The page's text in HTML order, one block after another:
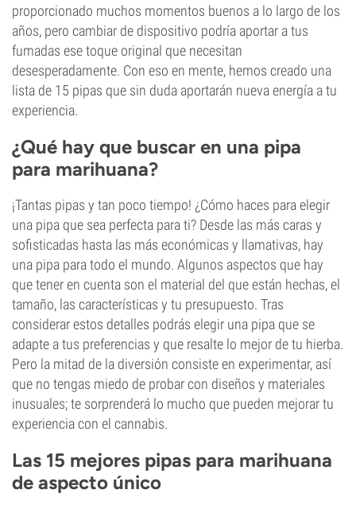
proporcionado muchos momentos buenos a lo largo de los
años, pero cambiar de dispositivo podría aportar a tus
fumadas ese toque original que necesitan
desesperadamente. Con eso en mente, hemos creado una
lista de 15 pipas que sin duda aportarán nueva energía a tu
experiencia.
¿Qué hay que buscar en una pipa
para marihuana?
¡Tantas pipas y tan poco tiempo! ¿Cómo haces para elegir
una pipa que sea perfecta para ti? Desde las más caras y
sofisticadas hasta las más económicas y llamativas, hay
una pipa para todo el mundo. Algunos aspectos que hay
que tener en cuenta son el material del que están hechas, el
tamaño, las características y tu presupuesto. Tras
considerar estos detalles podrás elegir una pipa que se
adapte a tus preferencias y que resalte lo mejor de tu hierba.
Pero la mitad de la diversión consiste en experimentar, así
que no tengas miedo de probar con diseños y materiales
inusuales; te sorprenderá lo mucho que pueden mejorar tu
experiencia con el cannabis.
Las 15 mejores pipas para marihuana
de aspecto único